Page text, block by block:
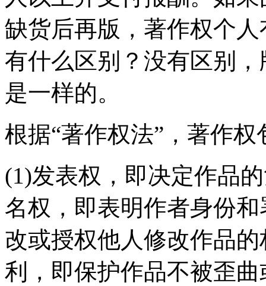
缺货后再版，著作权个
有什么区别？没有区别
是一样的。
根据“著作权法”，著作
(1)发表权，即决定作品
名权，即表明作者身份
改或授权他人修改作品
利，即保护作品不被歪